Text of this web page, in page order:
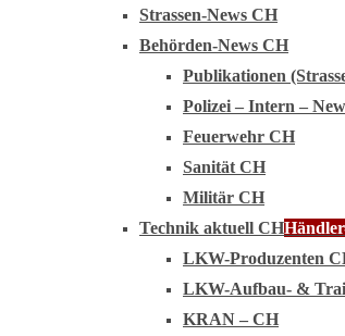
Strassen-News CH
Behörden-News CH
Publikationen
Polizei – Intern –
Feuerwehr CH
Sanität CH
Militär CH
Technik aktuell CH
LKW-Produzenten
LKW-Aufbau- &
KRAN – CH